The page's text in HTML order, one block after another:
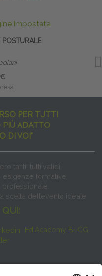
POSTURALE
PER TUTTI
PIÙ ADATTO
DI VOI"
tanti, tutti validi
formative
scelta dell’evento ideale
QUI:
EdiAcademy BLOG